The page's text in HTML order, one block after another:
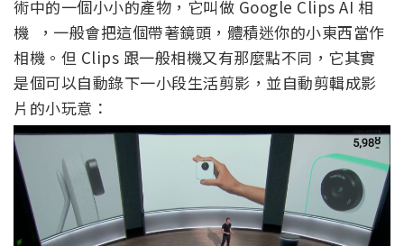
術中的一個小小的產物，它叫做 Google Clips AI 相
機 ，一般會把這個帶著鏡頭，體積迷你的小東西當作
相機。但 Clips 跟一般相機又有那麼點不同，它其實
是個可以自動錄下一小段生活剪影，並自動剪輯成影
片的小玩意：